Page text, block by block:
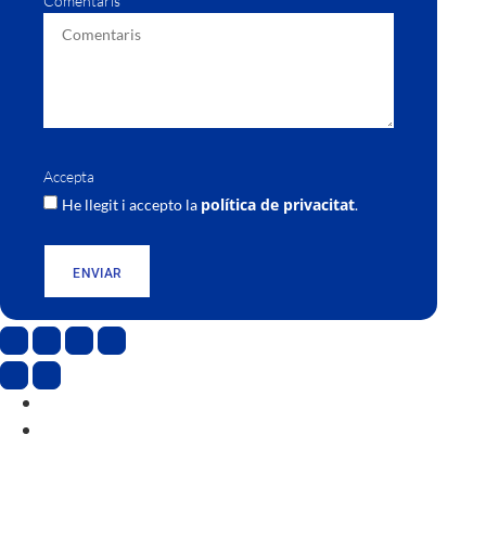
Accepta
He llegit i accepto la política de privacitat.
ENVIAR